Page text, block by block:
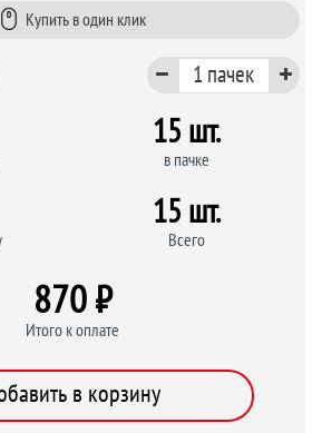
Купить в один клик
15 шт.
в пачке
15 шт.
Всего
870 ₽
Итого к оплате
в корзину